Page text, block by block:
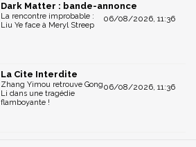
Dark Matter : bande-annonce
06/08/2026, 11:36
La rencontre improbable :
Liu Ye face à Meryl Streep
La Cite Interdite
06/08/2026, 11:36
Zhang Yimou retrouve Gong
Li dans une tragédie
flamboyante !